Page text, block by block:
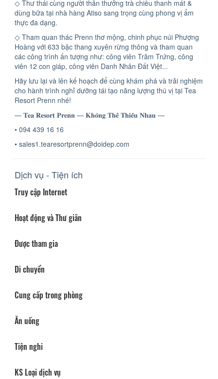
◇ Thư thái cùng người thân thưởng trà chiều thanh mát &
dùng bữa tại nhà hàng Atiso sang trọng cùng phong vị ẩm
thực đa dạng.
◇ Tham quan thác Prenn thơ mộng, chinh phục núi Phượng
Hoàng với 633 bậc thang xuyên rừng thông và tham quan
các công trình ấn tượng như: công viên Trăm Trứng, công
viên 12 con giáp, công viên Danh Nhân Đất Việt...
Hãy lưu lại và lên kế hoạch để cùng khám phá và trải nghiệm
cho hành trình nghỉ dưỡng tái tạo năng lượng thú vị tại Tea
Resort Prenn nhé!
— 𝐓𝐞𝐚 𝐑𝐞𝐬𝐨𝐫𝐭 𝐏𝐫𝐞𝐧𝐧 — 𝐊𝐡𝐨̂𝐧𝐠 𝐓𝐡𝐞̂̉ 𝐓𝐡𝐢𝐞̂́𝐮 𝐍𝐡𝐚𝐮 —
• 094 439 16 16
• sales1.tearesortprenn@doidep.com
Dịch vụ - Tiện ích
Truy cập Internet
Hoạt động và Thư giãn
Được tham gia
Di chuyển
Cung cấp trong phòng
Ăn uống
Tiện nghi
KS Loại dịch vụ